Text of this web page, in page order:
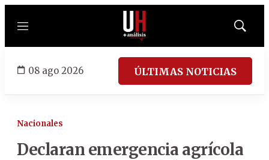
Menú
Mostrar
08 ago 2026 ÚLTIMAS NOTICIAS
Nacionales
Declaran emergencia agrícola